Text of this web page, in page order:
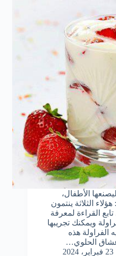
الأطفال،
الثلاثة ينتمون
القراءة لمعرفة
ويمكنك تجريبها
هذه
عشاق الحلوي…
23 فبراير، 2024